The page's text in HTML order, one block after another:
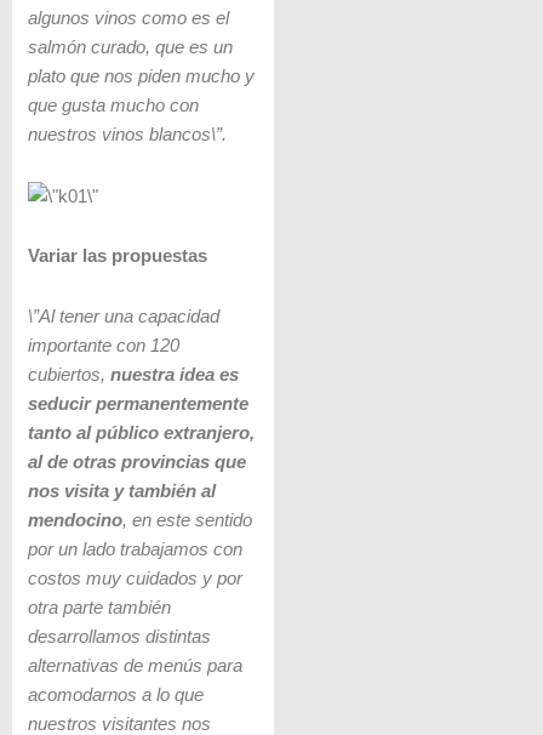
algunos vinos como es el
salmón curado, que es un
plato que nos piden mucho y
que gusta mucho con
nuestros vinos blancos\”.
Variar las propuestas
\”Al tener una capacidad
importante con 120
cubiertos, nuestra idea es
seducir permanentemente
tanto al público extranjero,
al de otras provincias que
nos visita y también al
mendocino, en este sentido
por un lado trabajamos con
costos muy cuidados y por
otra parte también
desarrollamos distintas
alternativas de menús para
acomodarnos a lo que
nuestros visitantes nos